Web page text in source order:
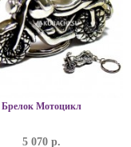
Брелок Мотоцикл
5 070 р.